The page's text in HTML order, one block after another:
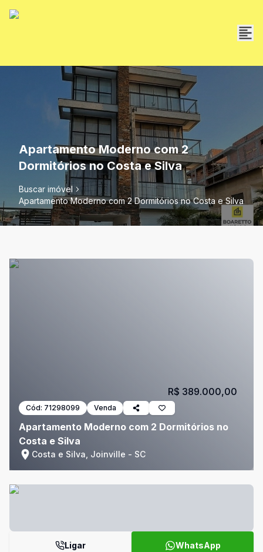
Apartamento Moderno com 2
Dormitórios no Costa e Silva
Buscar imóvel
Apartamento Moderno com 2 Dormitórios no Costa e Silva
Cód: 71298099 Venda
Apartamento Moderno com 2 Dormitórios no
Costa e Silva
Costa e Silva, Joinville - SC
R$ 389.000,00
Ligar WhatsApp